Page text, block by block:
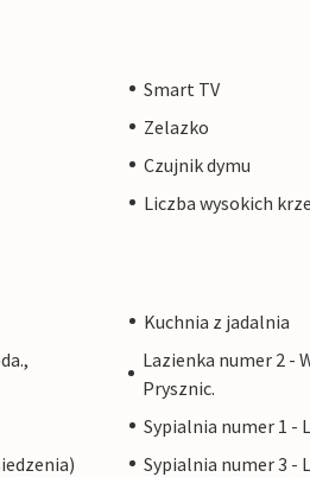
Smart TV
Zelazko
Czujnik dymu
Liczba wysokich
Kuchnia z jadalnia
Lazienka numer 2 -
Prysznic.
Sypialnia numer 1 -
Sypialnia numer 3 -